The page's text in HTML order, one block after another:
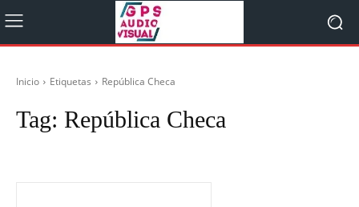
Inicio Etiquetas República Checa
Tag: República Checa